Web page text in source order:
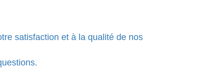
satisfaction et à la qualité de nos